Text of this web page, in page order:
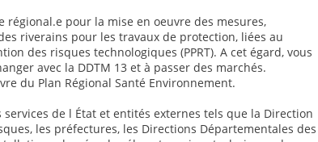
régional.e pour la mise en oeuvre des mesures,
riverains pour les travaux de protection, liées au
des risques technologiques (PPRT). A cet égard, vous
avec la DDTM 13 et à passer des marchés.
du Plan Régional Santé Environnement.
de l État et entités externes tels que la Direction
les préfectures, les Directions Départementales des